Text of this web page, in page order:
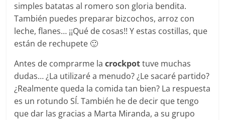
simples batatas al romero son gloria bendita.
También puedes preparar bizcochos, arroz con
leche, flanes… ¡¡Qué de cosas!! Y estas costillas, que
están de rechupete 🙂
Antes de comprarme lacrockpottuve muchas
dudas… ¿La utilizaré a menudo? ¿Le sacaré partido?
¿Realmente queda la comida tan bien? La respuesta
es un rotundo SÍ. También he de decir que tengo
que dar las gracias a Marta Miranda, a su grupo